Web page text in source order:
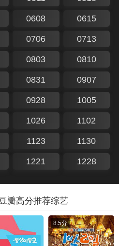
0608 0615
0706 0713
0803 0810
0831 0907
0928 1005
1026 1102
1123 1130
1221 1228
瓣高分推荐综艺
8.5分